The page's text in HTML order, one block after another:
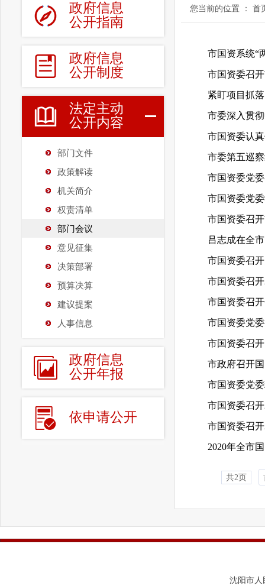
政府信息
公开指南
政府信息
公开制度
法定主动
公开内容
部门文件
政策解读
机关简介
权责清单
部门会议
意见征集
决策部署
预算决算
建议提案
人事信息
政府信息
公开年报
依申请公开
您当前的位置 ： 首
市国资系统“
市国资委召
市国资委认
市委第五巡
市国资委召
市国资委召
市国资委党
市国资委召
2020年全市
共2页
沈阳市人